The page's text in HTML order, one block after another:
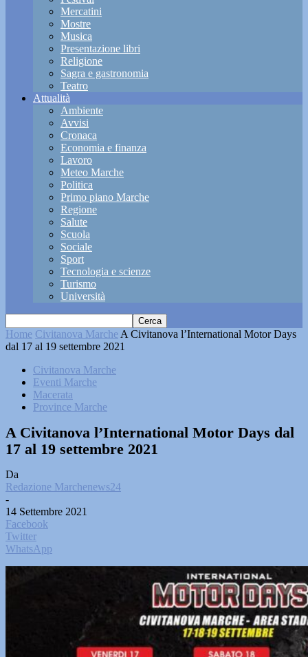
Mercatini
Mostre
Musica
Presentazione libri
Religione
Sagra e gastronomia
Teatro
Attualità
Ambiente
Avvisi
Cronaca
Economia e finanza
Lavoro
Meteo Marche
Politica
Primo piano Marche
Regione
Salute
Scuola
Sociale
Sport
Tecnologia e scienze
Turismo
Università
Home Civitanova Marche A Civitanova l’International Motor Days
dal 17 al 19 settembre 2021
Civitanova Marche
Eventi Marche
Macerata
Province Marche
A Civitanova l’International Motor Days dal
17 al 19 settembre 2021
Da
Redazione Marchenews24
-
14 Settembre 2021
Facebook
Twitter
WhatsApp